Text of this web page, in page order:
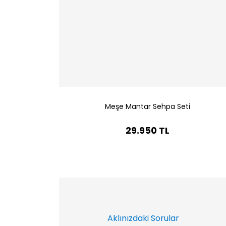
Meşe Mantar Sehpa Seti
29.950 TL
Aklınızdaki Sorular